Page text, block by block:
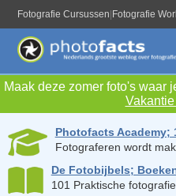
Fotografie Cursussen Fotografie
Maak deze zomer foto's waar
Photofacts Academy;
Fotograferen wordt
De Fotobijbels;
101 Praktische